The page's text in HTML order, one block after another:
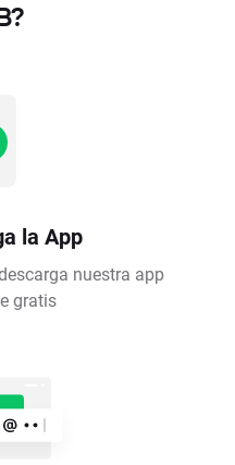
la App
nuestra app
gratis